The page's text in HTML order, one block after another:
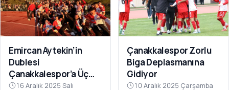
Emircan Aytekin’in
Dublesi
Çanakkalespor’a Üç
Puanı Getirdi
16 Aralık 2025 Salı
Çanakkalespor Zorlu
Biga Deplasmanına
Gidiyor
10 Aralık 2025 Çarşamba